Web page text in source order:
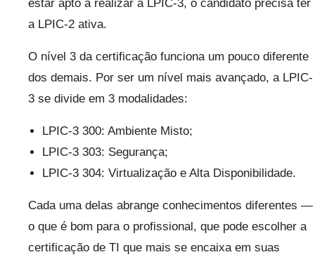
estar apto a realizar a LPIC-3, o candidato precisa ter
a LPIC-2 ativa.
O nível 3 da certificação funciona um pouco diferente
dos demais. Por ser um nível mais avançado, a LPIC-
3 se divide em 3 modalidades:
LPIC-3 300: Ambiente Misto;
LPIC-3 303: Segurança;
LPIC-3 304: Virtualização e Alta Disponibilidade.
Cada uma delas abrange conhecimentos diferentes —
o que é bom para o profissional, que pode escolher a
certificação de TI que mais se encaixa em suas